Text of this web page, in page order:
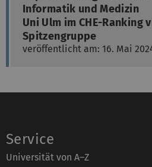
Informatik und Medizin
Uni Ulm im CHE-Ranking
Spitzengruppe
veröffentlicht am: 16. Mai
Service
Universität von A–Z